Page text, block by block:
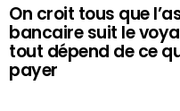
On croit tous que
bancaire suit le
tout dépend de ce
payer